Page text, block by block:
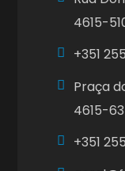
4615-
+351
Praça
4615-
+351